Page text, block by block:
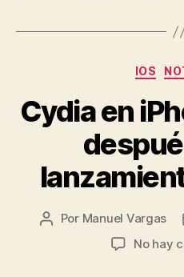
IOS
Cydia en
Autor
Por Manuel Vargas
No hay